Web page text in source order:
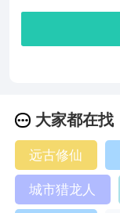
大家都在找
远古修仙
城市猎龙人